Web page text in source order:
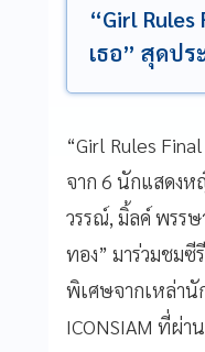
“Girl
เธอ” สุดปร
“Girl Rules
จาก 6 นักแสดงห
วรรณ์, มิ้ลค์ พรร
ทอง” มาร่วมชม
พิเศษจากเหล่านั
ICONSIAM ที่ผ่า